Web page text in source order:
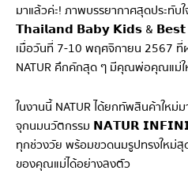
มาแล้วค่ะ! ภาพบรรยากาศสุดประทั
𝗧𝗵𝗮𝗶𝗹𝗮𝗻𝗱 𝗕𝗮𝗯𝘆 𝗞𝗶𝗱𝘀 &
เมื่อวันที่ 7-10 พฤศจิกายน 2567 ที่
NATUR คึกคักสุด ๆ มีคุณพ่อคุณแม่ใ
ในงานนี้ NATUR ได้ยกทัพสินค้าให
จุกนมนวัตกรรม 𝗡𝗔𝗧𝗨𝗥
ทุกช่วงวัย พร้อมขวดนมรูปทรงใหม่สุ
ของคุณแม่ได้อย่างลงตัว